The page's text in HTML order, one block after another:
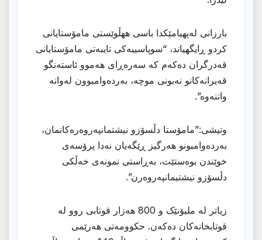
بارزانی لەپهیامێكدا باسى ههڵوێستى مامۆستایانى
كردو ڕایگهیاند، “سوپاسییەکی تایبەتی مامۆستایانی
قەدرگران دەکەم کە سەرەڕای هەموو ئاستەنگو
قەیرانەکانو نەبونی موچە، بەردەوامبوون لەوانە
واتنەوە”.
وتیشى:”مامۆستا دڵسۆزو نیشتمانپەروەرەکانمان،
بەردەوامبونو هەرگیز ڕێگەیان نەدا پرۆسەی
خوێندن بوەستێت، بەڕاستی نمونەی خەڵكی
دڵسۆزو نیشتیمانپەروەرن”.
زیاتر لە ملیۆنێک و 800 هەزار قوتابی روو لە
قوتابخانەکان دەکەن. حکوومەتی هەرێمی